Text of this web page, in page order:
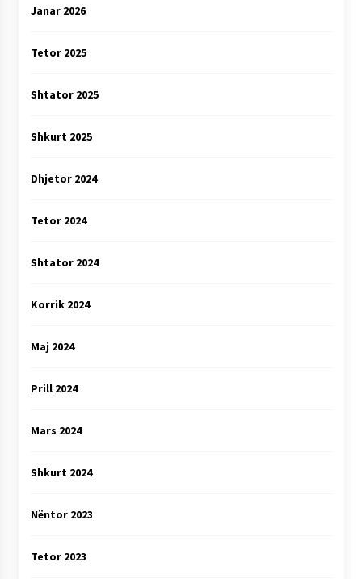
Janar 2026
Tetor 2025
Shtator 2025
Shkurt 2025
Dhjetor 2024
Tetor 2024
Shtator 2024
Korrik 2024
Maj 2024
Prill 2024
Mars 2024
Shkurt 2024
Nëntor 2023
Tetor 2023